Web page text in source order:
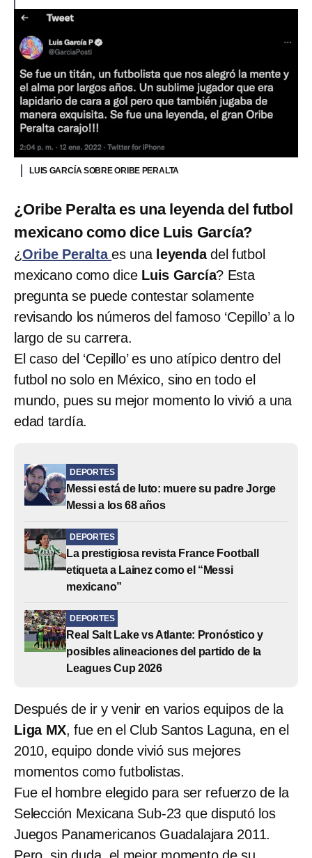
LUIS GARCÍA SOBRE ORIBE PERALTA
¿Oribe Peralta es una leyenda del futbol
mexicano como dice Luis García?
¿Oribe Peralta es una leyendadel futbol
mexicano como dice Luis García? Esta
pregunta se puede contestar solamente
revisando los números del famoso ‘Cepillo’ a lo
largo de su carrera.
El caso del ‘Cepillo’ es uno atípico dentro del
futbol no solo en México, sino en todo el
mundo, pues su mejor momento lo vivió a una
edad tardía.
DEPORTES
Messi está de luto: muere su padre Jorge
Messi a los 68 años
DEPORTES
La prestigiosa revista France Football
etiqueta a Lainez como el “Messi
mexicano”
DEPORTES
Real Salt Lake vs Atlante: Pronóstico y
posibles alineaciones del partido de la
Leagues Cup 2026
Después de ir y venir en varios equipos de la
Liga MX, fue en el Club Santos Laguna, en el
2010, equipo donde vivió sus mejores
momentos como futbolistas.
Fue el hombre elegido para ser refuerzo de la
Selección Mexicana Sub-23 que disputó los
Juegos Panamericanos Guadalajara 2011.